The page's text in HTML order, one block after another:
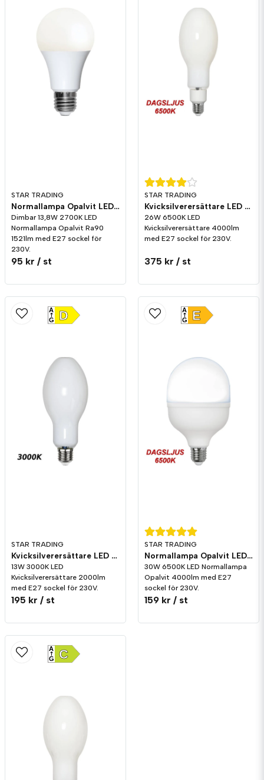
STAR TRADING
Normallampa Opalvit LED Ra90 1521lm E27 2700K Dim
Dimbar 13,8W 2700K LED
Normallampa Opalvit Ra90
1521lm med E27 sockel för
230V.
95 kr / st
STAR TRADING
Kvicksilverersättare LED 4000lm E27 6500K
26W 6500K LED
Kvicksilverersättare 4000lm
med E27 sockel för 230V.
375 kr / st
STAR TRADING
Kvicksilverersättare LED 2000lm E27 3000K
13W 3000K LED
Kvicksilverersättare 2000lm
med E27 sockel för 230V.
195 kr / st
D
A
G
STAR TRADING
Normallampa Opalvit LED 4000lm E27 6500K
30W 6500K LED Normallampa
Opalvit 4000lm med E27
sockel för 230V.
159 kr / st
E
A
G
C
A
G